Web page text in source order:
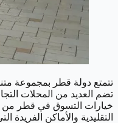
تتمتع دولة قطر بمجموعة
تضم العديد من المحلات
خيارات التسوق في قطر من
التقليدية والأماكن